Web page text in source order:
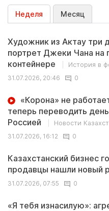
Неделя Месяц
Художник из Актау три
портрет Джеки Чана на
контейнере
История в
31.07.2026, 20:46
0
«Корона» не
теперь переводить
Россией
Новости
31.07.2026, 16:12
0
Казахстанский бизнес
продавцы нашли новый
31.07.2026, 07:55
0
«Я тебя изнасилую»: